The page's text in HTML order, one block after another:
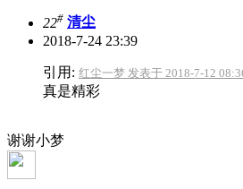
22# 清尘
2018-7-24 23:39
引用: 红尘一梦 发表于 2018-7-12
真是精彩
谢谢小梦